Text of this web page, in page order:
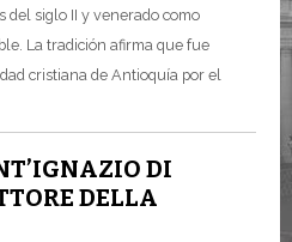
del siglo II y venerado como
La tradición afirma que fue
cristiana de Antioquía por el
DI
DELLA